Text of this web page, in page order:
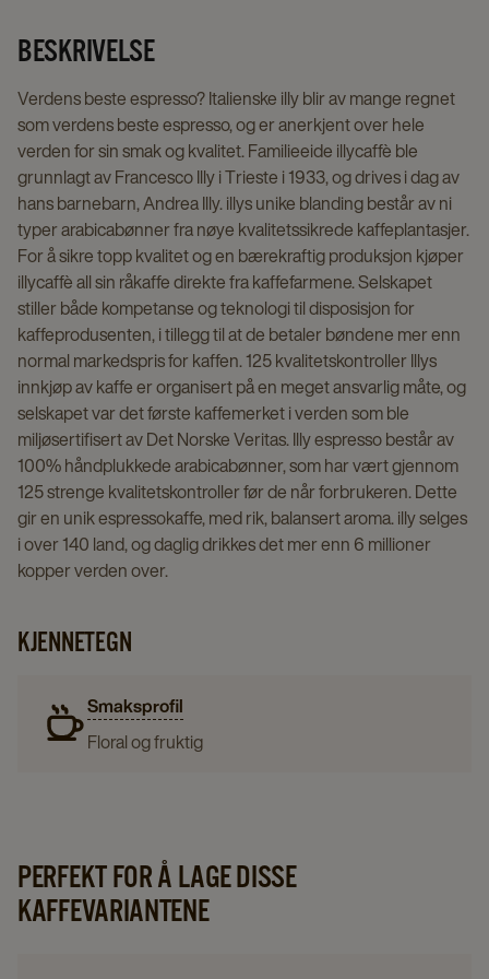
BESKRIVELSE
Verdens beste espresso? Italienske illy blir av mange regnet
som verdens beste espresso, og er anerkjent over hele
verden for sin smak og kvalitet. Familieeide illycaffè ble
grunnlagt av Francesco Illy i Trieste i 1933, og drives i dag av
hans barnebarn, Andrea Illy. illys unike blanding består av ni
typer arabicabønner fra nøye kvalitetssikrede kaffeplantasjer.
For å sikre topp kvalitet og en bærekraftig produksjon kjøper
illycaffè all sin råkaffe direkte fra kaffefarmene. Selskapet
stiller både kompetanse og teknologi til disposisjon for
kaffeprodusenten, i tillegg til at de betaler bøndene mer enn
normal markedspris for kaffen. 125 kvalitetskontroller Illys
innkjøp av kaffe er organisert på en meget ansvarlig måte, og
selskapet var det første kaffemerket i verden som ble
miljøsertifisert av Det Norske Veritas. Illy espresso består av
100% håndplukkede arabicabønner, som har vært gjennom
125 strenge kvalitetskontroller før de når forbrukeren. Dette
gir en unik espressokaffe, med rik, balansert aroma. illy selges
i over 140 land, og daglig drikkes det mer enn 6 millioner
kopper verden over.
KJENNETEGN
Smaksprofil
Floral og fruktig
PERFEKT FOR Å LAGE DISSE
KAFFEVARIANTENE